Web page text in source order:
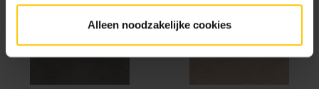
Alleen noodzakelijke cookies